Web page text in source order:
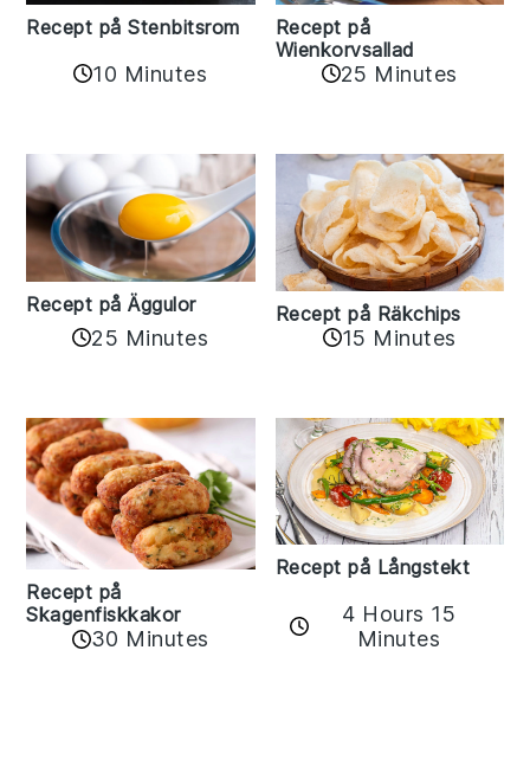
Recept på Stenbitsrom
10 Minutes
Recept på
Wienkorvsallad
25 Minutes
Recept på Äggulor
25 Minutes
Recept på Räkchips
15 Minutes
Recept på
Skagenfiskkakor
30 Minutes
Recept på Långstekt
4 Hours 15
Minutes